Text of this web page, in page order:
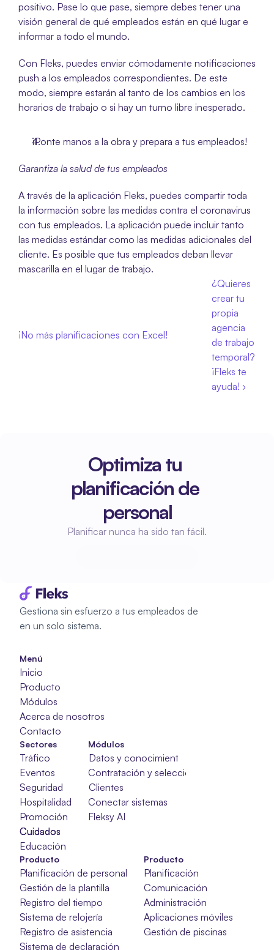
positivo. Pase lo que pase, siempre debes tener una
visión general de qué empleados están en qué lugar e
informar a todo el mundo.
Con Fleks, puedes enviar cómodamente notificaciones
push a los empleados correspondientes. De este
modo, siempre estarán al tanto de los cambios en los
horarios de trabajo o si hay un turno libre inesperado.
¡Ponte manos a la obra y prepara a tus empleados!
Garantiza la salud de tus empleados
A través de la aplicación Fleks, puedes compartir toda
la información sobre las medidas contra el coronavirus
con tus empleados. La aplicación puede incluir tanto
las medidas estándar como las medidas adicionales del
cliente. Es posible que tus empleados deban llevar
mascarilla en el lugar de trabajo.
¡No más planificaciones con Excel!
¿Quieres
crear tu
propia
agencia
de trabajo
temporal?
¡Fleks te
ayuda! ›
Optimiza tu
planificación de
personal
Planificar nunca ha sido tan fácil.
Gestiona sin esfuerzo a tus empleados de
en un solo sistema.
Menú
Inicio
Producto
Módulos
Acerca de nosotros
Contacto
Módulos
Datos y conocimientos
Contratación y selección
Clientes
Conectar sistemas
Fleksy AI
Sectores
Tráfico
Eventos
Seguridad
Hospitalidad
Promoción
Cuidados
Cuidados
Cuidados
Educación
Producto
Planificación de personal
Gestión de la plantilla
Registro del tiempo
Sistema de relojería
Registro de asistencia
Sistema de declaración
Planificación
Comunicación
Administración
Aplicaciones móviles
Gestión de piscinas
Producto